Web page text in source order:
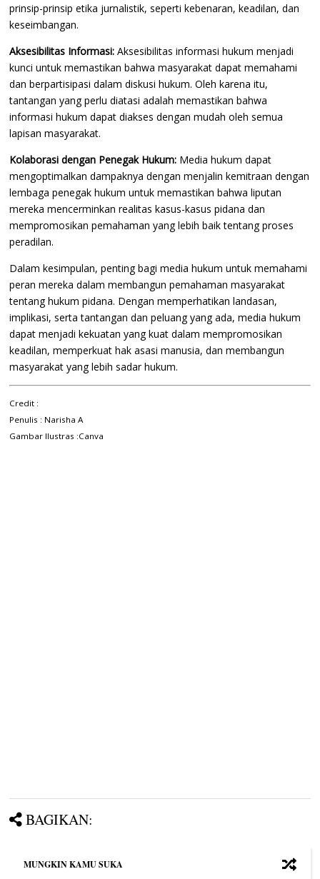
prinsip-prinsip etika jurnalistik, seperti kebenaran, keadilan, dan
keseimbangan.
Aksesibilitas Informasi: Aksesibilitas informasi hukum menjadi
kunci untuk memastikan bahwa masyarakat dapat memahami
dan berpartisipasi dalam diskusi hukum. Oleh karena itu,
tantangan yang perlu diatasi adalah memastikan bahwa
informasi hukum dapat diakses dengan mudah oleh semua
lapisan masyarakat.
Kolaborasi dengan Penegak Hukum: Media hukum dapat
mengoptimalkan dampaknya dengan menjalin kemitraan dengan
lembaga penegak hukum untuk memastikan bahwa liputan
mereka mencerminkan realitas kasus-kasus pidana dan
mempromosikan pemahaman yang lebih baik tentang proses
peradilan.
Dalam kesimpulan, penting bagi media hukum untuk memahami
peran mereka dalam membangun pemahaman masyarakat
tentang hukum pidana. Dengan memperhatikan landasan,
implikasi, serta tantangan dan peluang yang ada, media hukum
dapat menjadi kekuatan yang kuat dalam mempromosikan
keadilan, memperkuat hak asasi manusia, dan membangun
masyarakat yang lebih sadar hukum.
Credit :
Penulis : Narisha A
Gambar Ilustras :Canva
BAGIKAN:
MUNGKIN KAMU SUKA